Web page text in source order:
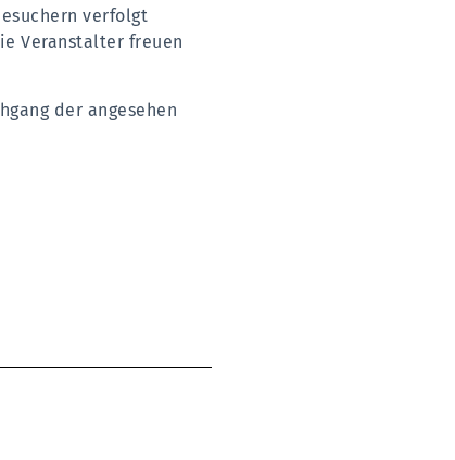
verfolgt
Veranstalter freuen
der angesehen